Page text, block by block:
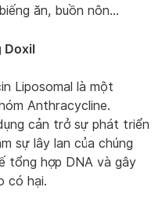
ăn, buồn nôn…
Doxil
Liposomal là một
Anthracycline.
cản trở sự phát triển
sự lây lan của chúng
tổng hợp DNA và gây
có hại.